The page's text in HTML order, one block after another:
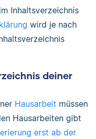
Inhaltsverzeichnis
wird je nach
deiner
Hausarbeit müssen
Hausarbeiten gibt
erst ab der